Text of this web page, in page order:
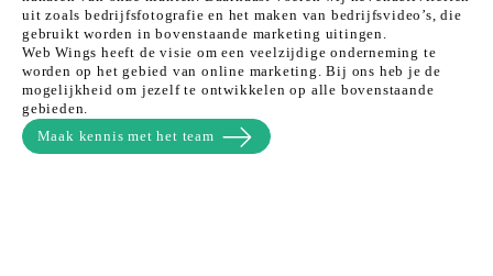
uit zoals bedrijfsfotografie en het maken van bedrijfsvideo’s, die
gebruikt worden in bovenstaande marketing uitingen.
Web Wings heeft de visie om een veelzijdige onderneming te
worden op het gebied van online marketing. Bij ons heb je de
mogelijkheid om jezelf te ontwikkelen op alle bovenstaande
gebieden.
Maak kennis met het team